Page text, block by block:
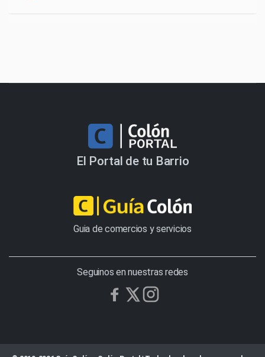
El Portal de tu Barrio
Guia de comercios y servicios
Seguinos en nuestras redes